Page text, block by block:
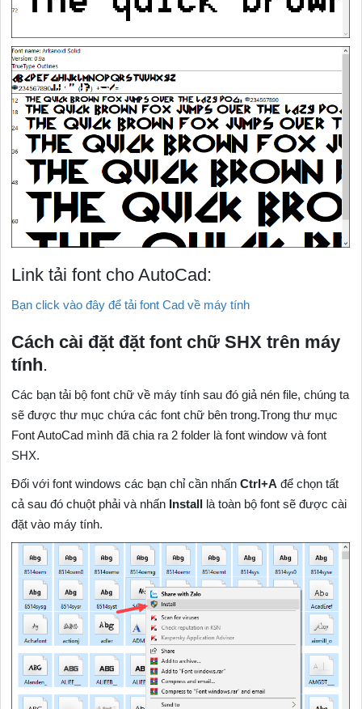
Link tải font cho AutoCad:
Bạn click vào đây để tải font Cad về máy tính
Cách cài đặt đặt font chữ SHX trên máy
tính.
Các bạn tải bộ font chữ về máy tính sau đó giả nén file, chúng ta
sẽ được thư mục chứa các font chữ bên trong.Trong thư mục
Font AutoCad mình đã chia ra 2 folder là font window và font
SHX.
Đối với font windows các bạn chỉ cần nhấnCtrl+A để chọn tất
cả sau đó chuột phải và nhấn Install là toàn bộ font sẽ được cài
đặt vào máy tính.